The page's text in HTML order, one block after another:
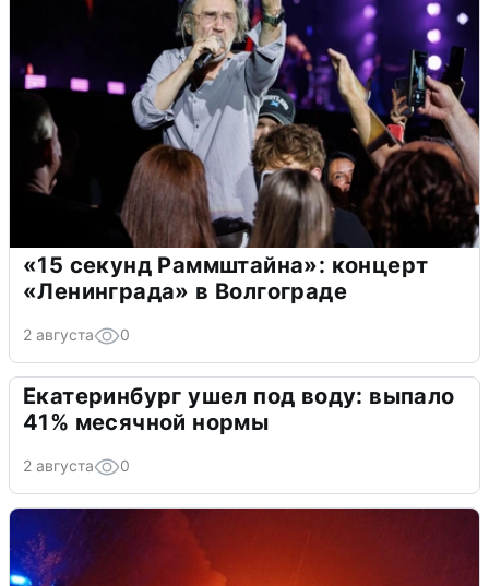
«15 секунд Раммштайна»: концерт
«Ленинграда» в Волгограде
2 августа 0
Екатеринбург ушел под воду: выпало
41% месячной нормы
2 августа 0